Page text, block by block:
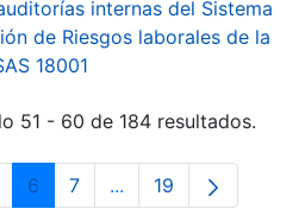
internas del Sistema
de Riesgos laborales de la
18001
51 - 60 de 184 resultados.
intermedias Use TAB para
Página
6 Página
7 ...Páginas intermedias
Página
19